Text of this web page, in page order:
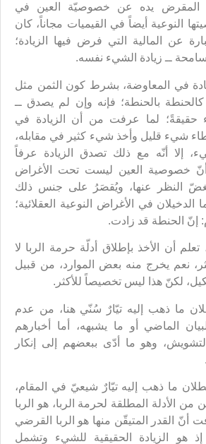
المقرض يده عن خصوصيّة العين في
النوعية أيضاً في القيميات مجاناً، كان
عن المالية التي فرض فيها الزيادة؛
ــ زيادة الشيء نفسه.
في المعاوضة، بشرط كون الثمن مثل
بالحنطة؛ فإنه وإن لم يصدق ــ
حقيقةً؛ لما عرفت من أن الزيادة في
شيء قليل وأخذ شيء كثير في مقابله،
إلا أنّه مع ذلك تصدق الزيادة عرفاً
أنّ خصوصية العين ليست تحت الأغراض
فيغضّ النظر عنها، ويُقصَرُ على جنس ذلك
الدخيلان في الأغراض النوعية العقلائية؛
إنّ الحنطة قد زادت.
أن الأخذ بإطلاق أدلّة حرمة الربا لا
نعم يخرج منه بعض الموارد، من قبيل
لكنّ هذا ليس تخصيصاً للأكثر.
ما ذهب إليه تيّارٌ سُنّي هنا، من عدم
الماضي أو ما يشبهه، أما أخبارهم
وهو ما أدّى ببعضهم إلى إنكار
ما ذهب إليه تيّارٌ شيعيّ في المقام،
من الأدلة المطلقة لحرمة الربا، هو الربا
أنّ القدر المتيقّن منها هو الربا القرضي
هو الزيادة الحقيقية للشيء وتشمل